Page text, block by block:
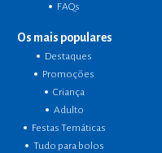
FAQs
Os mais populares
Destaques
Promoções
Criança
Adulto
Festas Temáticas
Tudo para bolos